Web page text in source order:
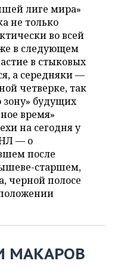
лиге мира»
не только
во всей
в следующем
в стыковых
а середняки —
четверке, так
зону» будущих
время»
на сегодня у
— о
после
старшем,
черной полосе
МАКАРОВ